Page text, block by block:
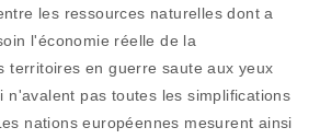
les ressources naturelles dont a
l'économie réelle de la
territoires en guerre saute aux yeux
n'avalent pas toutes les simplifications
nations européennes mesurent ainsi